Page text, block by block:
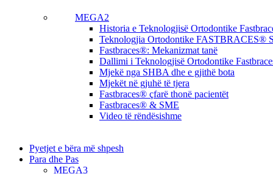
MEGA2
Historia e Teknologjisë Ortodontike
Teknologjia Ortodontike FASTBRACES®
Fastbraces®: Mekanizmat tanë
Dallimi i Teknologjisë Ortodontike
Mjekë nga SHBA dhe e gjithë bota
Mjekët në gjuhë të tjera
Fastbraces® çfarë thonë pacientët
Fastbraces® & SME
Video të rëndësishme
Pyetjet e bëra më shpesh
Para dhe Pas
MEGA3